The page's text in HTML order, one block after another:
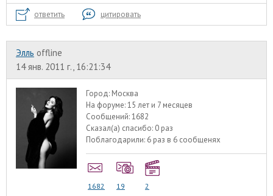
ответить цитировать
Элль offline
14 янв. 2011 г., 16:21:34
Город: Москва
На форуме:15 лет и 7 месяцев
Сообщений:1682
Сказал(а) спасибо: 0 раз
Поблагодарили: 6 раз в 6 сообщенях
1682 19 2